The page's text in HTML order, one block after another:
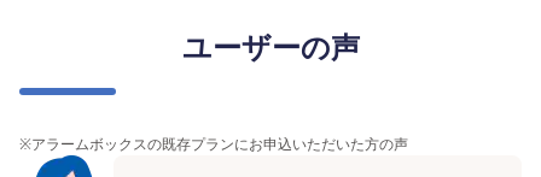
ユーザーの声
※アラームボックスの既存プランにお申込いただいた方の声